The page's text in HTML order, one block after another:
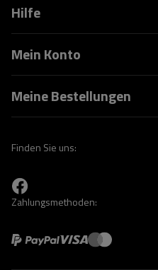
Hilfe
Mein Konto
Meine Bestellungen
Finden Sie uns:
Zahlungsmethoden: